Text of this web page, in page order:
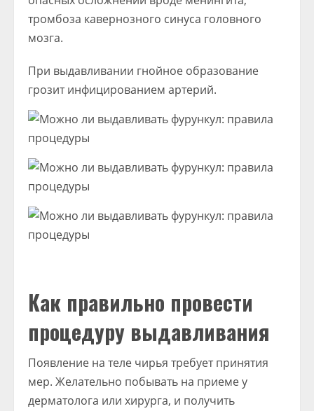
тромбоза кавернозного синуса головного
мозга.
При выдавливании гнойное образование
грозит инфицированием артерий.
Как правильно провести
процедуру выдавливания
Появление на теле чирья требует принятия
мер. Желательно побывать на приеме у
дерматолога или хирурга, и получить